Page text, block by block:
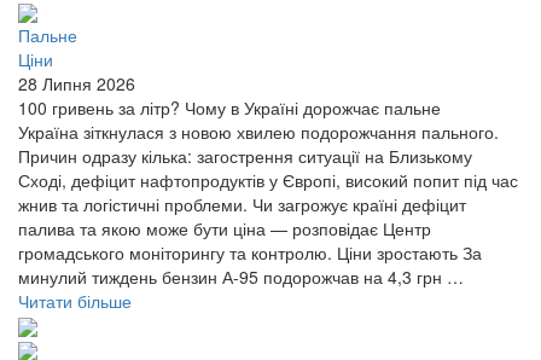
Пальне
Ціни
28 Липня 2026
100 гривень за літр? Чому в Україні дорожчає пальне
Україна зіткнулася з новою хвилею подорожчання пального.
Причин одразу кілька: загострення ситуації на Близькому
Сході, дефіцит нафтопродуктів у Європі, високий попит під час
жнив та логістичні проблеми. Чи загрожує країні дефіцит
палива та якою може бути ціна — розповідає Центр
громадського моніторингу та контролю. Ціни зростають За
минулий тиждень бензин А-95 подорожчав на 4,3 грн …
Читати більше